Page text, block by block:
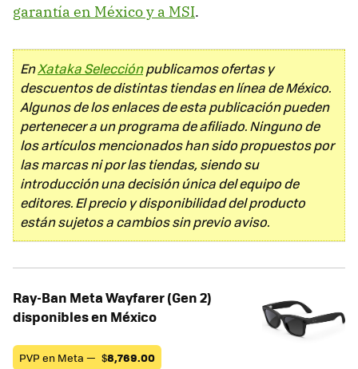
garantía en México y a MSI.
EnXataka Selecciónpublicamos ofertas y
descuentos de distintas tiendas en línea de México.
Algunos de los enlaces de esta publicación pueden
pertenecer a un programa de afiliado. Ninguno de
los artículos mencionados han sido propuestos por
las marcas ni por las tiendas, siendo su
introducción una decisión única del equipo de
editores. El precio y disponibilidad del producto
están sujetos a cambios sin previo aviso.
Ray-Ban Meta Wayfarer (Gen 2)
disponibles en México
PVP en Meta — $8,769.00